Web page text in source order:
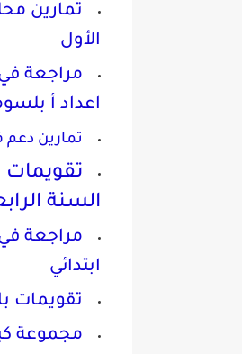
تمارين
الأول
اعداد أ
تمارين دعم
تقويمات
السنة
مراجعة في
ابتدائي
تقويمات
مجموعة